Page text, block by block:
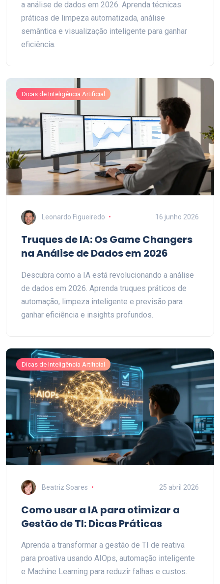
a análise de dados em 2026. Aprenda técnicas
práticas de limpeza automatizada, análise
semântica e visualização inteligente para ganhar
eficiência.
Dicas de Inteligência Artificial
Leonardo Figueiredo 16 junho 2026
Truques de IA: Os Game Changers
na Análise de Dados em 2026
Descubra como a IA está revolucionando a análise
de dados em 2026. Aprenda truques práticos de
automação, limpeza inteligente e previsão para
ganhar eficiência e insights profundos.
Dicas de Inteligência Artificial
Beatriz Soares 25 abril 2026
Como usar a IA para otimizar a
Gestão de TI: Dicas Práticas
Aprenda a transformar a gestão de TI de reativa
para proativa usando AIOps, automação inteligente
e Machine Learning para reduzir falhas e custos.